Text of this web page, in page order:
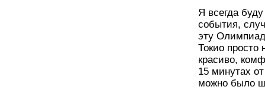
Я всегда
события,
эту
Токио просто
красиво,
15 минутах
можно было